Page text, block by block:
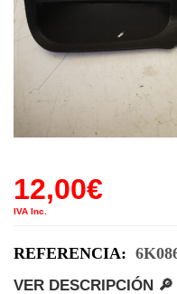
12,00€
IVA Inc.
REFERENCIA:
VER DESCRIPCIÓN 🔎